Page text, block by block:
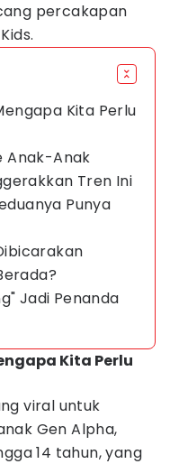
percakapan
Kita Perlu
Anak-Anak
Tren Ini
Punya
Jadi Penanda
Kita Perlu
viral untuk
Gen Alpha,
14 tahun, yang